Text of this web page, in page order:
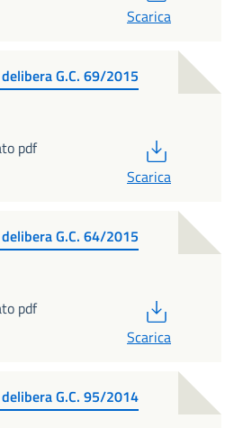
Scarica
G.C. 69/2015
pdf
Scarica
G.C. 64/2015
pdf
Scarica
G.C. 95/2014